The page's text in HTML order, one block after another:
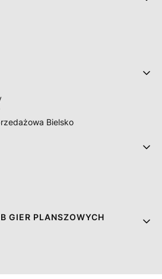
Bielsko
GIER PLANSZOWYCH